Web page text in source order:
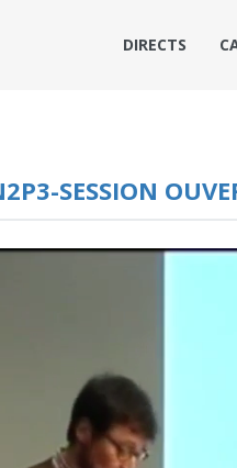
DIRECTS
SESSION